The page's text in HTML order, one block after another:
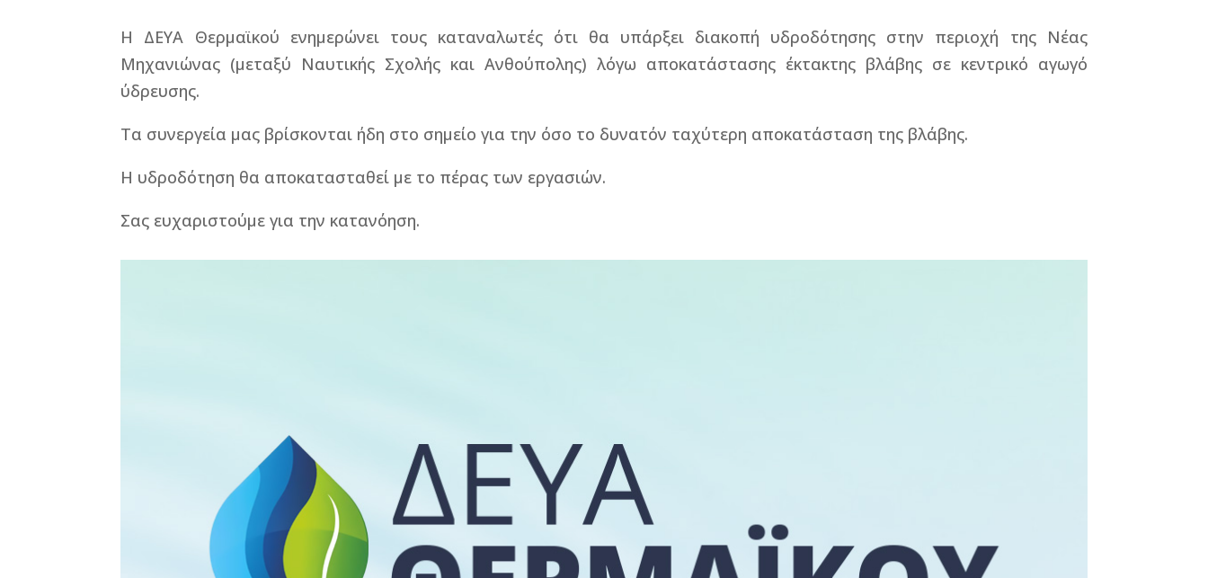
Η ΔΕΥΑ Θερμαϊκού ενημερώνει τους καταναλωτές ότι θα υπάρξει διακοπή υδροδότησης στην περιοχή της Νέας
Μηχανιώνας (μεταξύ Ναυτικής Σχολής και Ανθούπολης) λόγω αποκατάστασης έκτακτης βλάβης σε κεντρικό αγωγό
ύδρευσης.
Τα συνεργεία μας βρίσκονται ήδη στο σημείο για την όσο το δυνατόν ταχύτερη αποκατάσταση της βλάβης.
Η υδροδότηση θα αποκατασταθεί με το πέρας των εργασιών.
Σας ευχαριστούμε για την κατανόηση.